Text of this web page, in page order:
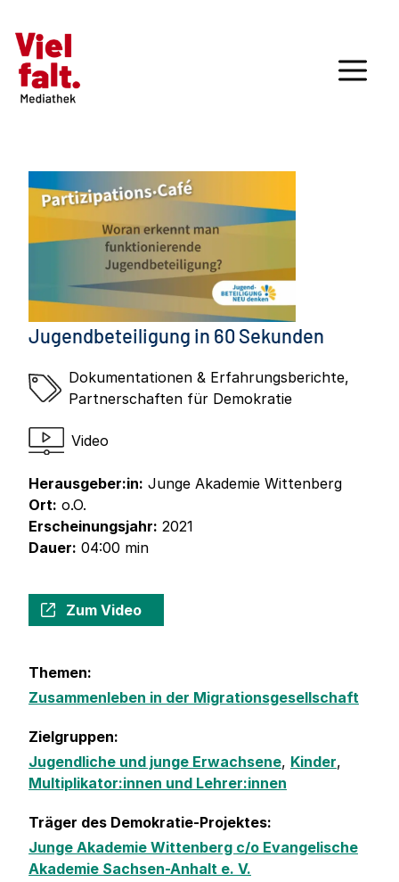
Jugendbeteiligung in 60 Sekunden
Dokumentationen & Erfahrungsberichte,
Partnerschaften für Demokratie
Video
Herausgeber:in: Junge Akademie Wittenberg
Ort: o.O.
Erscheinungsjahr: 2021
Dauer: 04:00 min
Zum Video
Themen:
Zusammenleben in der Migrationsgesellschaft
Zielgruppen:
Jugendliche und junge Erwachsene, Kinder,
Multiplikator:innen und Lehrer:innen
Träger des Demokratie-Projektes:
Junge Akademie Wittenberg c/o Evangelische
Akademie Sachsen-Anhalt e. V.